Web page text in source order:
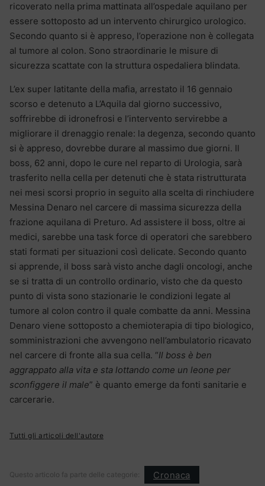
ricoverato nella prima mattinata all’ospedale aquilano per
essere sottoposto ad un intervento chirurgico urologico.
Secondo quanto si è appreso, l’operazione non è collegata
al tumore al colon. Sono straordinarie le misure di
sicurezza scattate con la struttura ospedaliera blindata.
L’ex super latitante della mafia, arrestato il 16 gennaio
scorso e detenuto a L’Aquila dal giorno successivo,
soffrirebbe di idronefrosi e l’intervento servirebbe a
migliorare il drenaggio renale: la degenza, secondo quanto
si è appreso, dovrebbe durare al massimo due giorni. Il
boss, 62 anni, dopo le cure nel reparto di Urologia, sarà
trasferito nella cella per detenuti che è stata ristrutturata
nei mesi scorsi proprio in seguito alla scelta di rinchiudere
Messina Denaro nel carcere di massima sicurezza della
frazione aquilana di Preturo. Ad assistere il boss, oltre ai
medici, sarebbe una task force di operatori che sarebbero
stati formati per situazioni così delicate. Secondo quanto
si apprende, il boss sarà visto anche dagli oncologi, anche
se si tratta di un controllo ordinario, visto che da questo
punto di vista sono stazionarie le condizioni legate al
tumore al colon contro il quale combatte da anni. Messina
Denaro viene sottoposto a chemioterapia di tipo biologico,
somministrazioni che avvengono nell’ambulatorio ricavato
nel carcere di fronte alla sua cella. “Il boss è ben
aggrappato alla vita e sta lottando come un leone per
sconfiggere il male” è quanto emerge da fonti sanitarie e
carcerarie.
Tutti gli articoli dell'autore
Questo articolo fa parte delle categorie: Cronaca